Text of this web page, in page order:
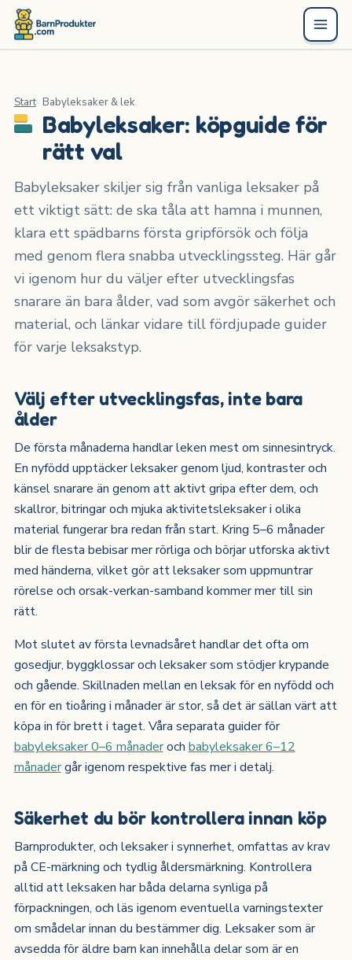
Start Babyleksaker & lek
Babyleksaker: köpguide för
rätt val
Babyleksaker skiljer sig från vanliga leksaker på
ett viktigt sätt: de ska tåla att hamna i munnen,
klara ett spädbarns första gripförsök och följa
med genom flera snabba utvecklingssteg. Här går
vi igenom hur du väljer efter utvecklingsfas
snarare än bara ålder, vad som avgör säkerhet och
material, och länkar vidare till fördjupade guider
för varje leksakstyp.
Välj efter utvecklingsfas, inte bara
ålder
De första månaderna handlar leken mest om sinnesintryck.
En nyfödd upptäcker leksaker genom ljud, kontraster och
känsel snarare än genom att aktivt gripa efter dem, och
skallror, bitringar och mjuka aktivitetsleksaker i olika
material fungerar bra redan från start. Kring 5–6 månader
blir de flesta bebisar mer rörliga och börjar utforska aktivt
med händerna, vilket gör att leksaker som uppmuntrar
rörelse och orsak-verkan-samband kommer mer till sin
rätt.
Mot slutet av första levnadsåret handlar det ofta om
gosedjur, byggklossar och leksaker som stödjer krypande
och gående. Skillnaden mellan en leksak för en nyfödd och
en för en tioåring i månader är stor, så det är sällan värt att
köpa in för brett i taget. Våra separata guider för
babyleksaker 0–6 månaderochbabyleksaker 6–12
månadergår igenom respektive fas mer i detalj.
Säkerhet du bör kontrollera innan köp
Barnprodukter, och leksaker i synnerhet, omfattas av krav
på CE-märkning och tydlig åldersmärkning. Kontrollera
alltid att leksaken har båda delarna synliga på
förpackningen, och läs igenom eventuella varningstexter
om smådelar innan du bestämmer dig. Leksaker som är
avsedda för äldre barn kan innehålla delar som är en